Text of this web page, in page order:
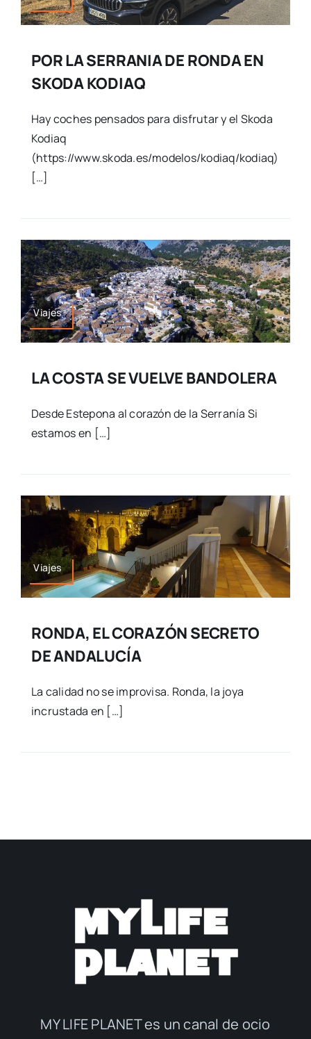
POR LA SERRANIA DE RONDA EN
SKODA KODIAQ
Hay coches pensados para disfrutar y el Skoda
Kodiaq
(https://www.skoda.es/modelos/kodiaq/kodiaq)
[…]
Viajes
LA COSTA SE VUELVE BANDOLERA
Desde Estepona al corazón de la Serranía Si
estamos en […]
Viajes
RONDA, EL CORAZÓN SECRETO
DE ANDALUCÍA
La calidad no se improvisa. Ronda, la joya
incrustada en […]
MY LIFE PLANET es un canal de ocio